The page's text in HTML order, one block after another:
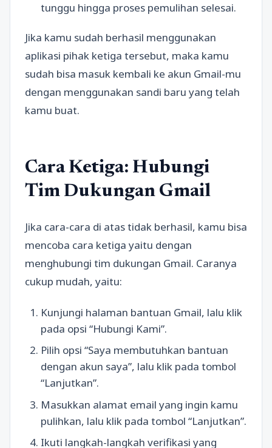
tunggu hingga proses pemulihan selesai.
Jika kamu sudah berhasil menggunakan
aplikasi pihak ketiga tersebut, maka kamu
sudah bisa masuk kembali ke akun Gmail-mu
dengan menggunakan sandi baru yang telah
kamu buat.
Cara Ketiga: Hubungi
Tim Dukungan Gmail
Jika cara-cara di atas tidak berhasil, kamu bisa
mencoba cara ketiga yaitu dengan
menghubungi tim dukungan Gmail. Caranya
cukup mudah, yaitu:
Kunjungi halaman bantuan Gmail, lalu klik
pada opsi “Hubungi Kami”.
Pilih opsi “Saya membutuhkan bantuan
dengan akun saya”, lalu klik pada tombol
“Lanjutkan”.
Masukkan alamat email yang ingin kamu
pulihkan, lalu klik pada tombol “Lanjutkan”.
Ikuti langkah-langkah verifikasi yang